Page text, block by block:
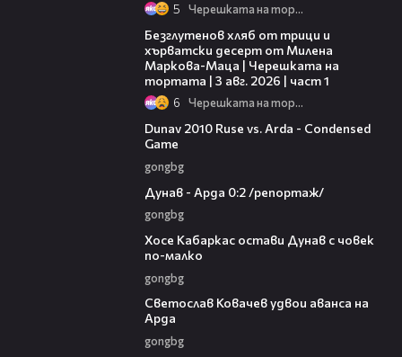
5 Черешката на тортата
Безглутенов хляб от трици и
хърватски десерт от Милена
Маркова-Маца | Черешката на
тортата | 3 авг. 2026 | част 1
6 Черешката на тортата
Dunav 2010 Ruse vs. Arda - Condensed
Game
gongbg
Дунав - Арда 0:2 /репортаж/
gongbg
Хосе Кабаркас остави Дунав с човек
по-малко
gongbg
Светослав Ковачев удвои аванса на
Арда
gongbg